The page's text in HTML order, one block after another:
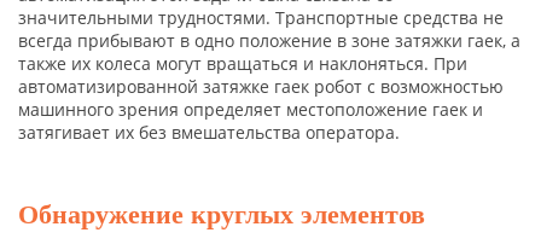
значительными трудностями. Транспортные средства не
всегда прибывают в одно положение в зоне затяжки гаек, а
также их колеса могут вращаться и наклоняться. При
автоматизированной затяжке гаек робот с возможностью
машинного зрения определяет местоположение гаек и
затягивает их без вмешательства оператора.
Обнаружение круглых элементов